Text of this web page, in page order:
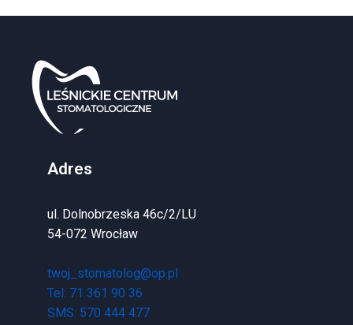
Adres
ul. Dolnobrzeska 46c/2/LU
54-072 Wrocław
twoj_stomatolog@op.pl
Tel: 71 361 90 36
SMS: 570 444 477